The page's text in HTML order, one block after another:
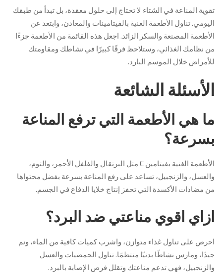
تقوية المناعة في الشتاء لا تحتاج إلى حلول معقدة، بل تبدأ من طبقك
اليومي. تناول الأطعمة الغنية بالفيتامينات والمعادن، وابتعد عن
الأطعمة المصنعة والسكر الزائد. اجعل هذه القائمة من الأطعمة جزءًا
من نظامك الغذائي، وستلاحظ فرقًا كبيرًا في نشاطك ومقاومتك
للأمراض خلال الموسم البارد.
الأسئلة الشائعة
ما هي الأطعمة التي ترفع المناعة
بسرعة؟
الأطعمة الغنية بفيتامين C مثل البرتقال والفلفل الأحمر، والثوم،
والعسل، والزنجبيل، تساعد على رفع المناعة بسرعة بفضل محتواها
من مضادات الأكسدة التي تحفز إنتاج خلايا الدفاع في الجسم.
ازاي اقوي مناعتي ضد البرد؟
احرص على تناول غذاء متوازن، واشرب كميات كافية من الماء، ونم
جيدًا، ومارس نشاطًا بدنيًا منتظمًا. تناول الحمضيات والعسل
والزنجبيل، فهي تدعم مناعتك وتقلل فرص الإصابة بالبرد.